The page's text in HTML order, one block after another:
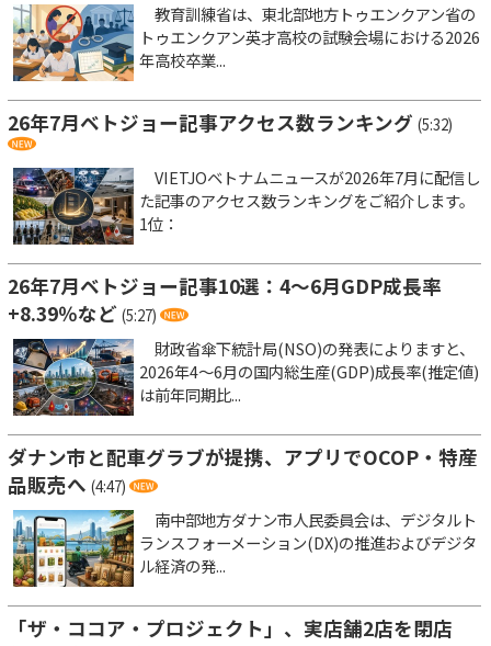
教育訓練省は、東北部地方トゥエンクアン省の
トゥエンクアン英才高校の試験会場における2026
年高校卒業...
26年7月ベトジョー記事アクセス数ランキング (5:32)
VIETJOベトナムニュースが2026年7月に配信し
た記事のアクセス数ランキングをご紹介します。
1位：
26年7月ベトジョー記事10選：4～6月GDP成長率
+8.39％など (5:27)
財政省傘下統計局(NSO)の発表によりますと、
2026年4～6月の国内総生産(GDP)成長率(推定値)
は前年同期比...
ダナン市と配車グラブが提携、アプリでOCOP・特産
品販売へ (4:47)
南中部地方ダナン市人民委員会は、デジタルト
ランスフォーメーション(DX)の推進およびデジタ
ル経済の発...
「ザ・ココア・プロジェクト」、実店舗2店を閉店